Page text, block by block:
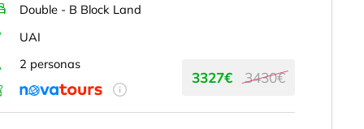
Double - B Block Land
UAI
2 personas
3327€ 3430€